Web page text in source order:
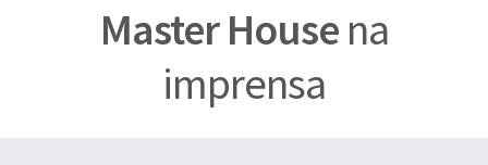
Master Housena
imprensa